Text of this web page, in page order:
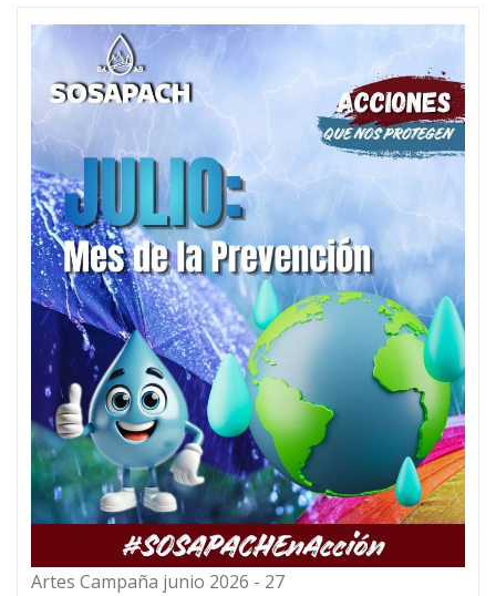
Artes Campaña junio 2026 - 27